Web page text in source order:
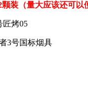
装（量大应该还可以
匠烤05
3号国标烟具